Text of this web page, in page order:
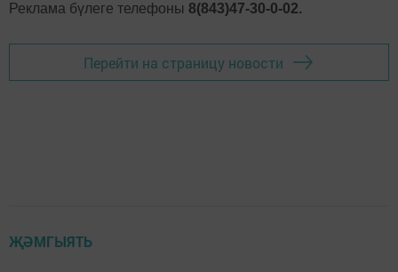
Реклама бүлеге телефоны 8(843)47-30-0-02.
Перейти на страницу новости
ҖӘМГЫЯТЬ